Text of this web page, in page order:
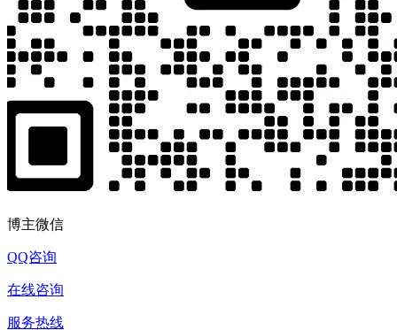
博主微信
QQ咨询
在线咨询
服务热线